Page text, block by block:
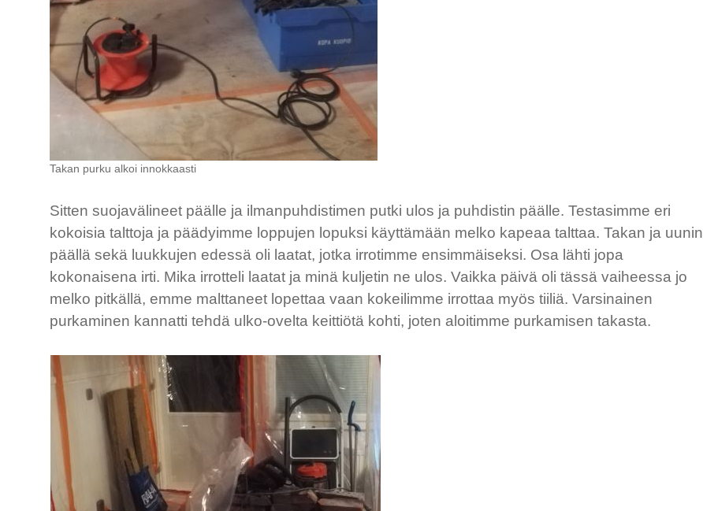
Takan purku alkoi innokkaasti
Sitten suojavälineet päälle ja ilmanpuhdistimen putki ulos ja puhdistin päälle. Testasimme eri
kokoisia talttoja ja päädyimme loppujen lopuksi käyttämään melko kapeaa talttaa. Takan ja uunin
päällä sekä luukkujen edessä oli laatat, jotka irrotimme ensimmäiseksi. Osa lähti jopa
kokonaisena irti. Mika irrotteli laatat ja minä kuljetin ne ulos. Vaikka päivä oli tässä vaiheessa jo
melko pitkällä, emme malttaneet lopettaa vaan kokeilimme irrottaa myös tiiliä. Varsinainen
purkaminen kannatti tehdä ulko-ovelta keittiötä kohti, joten aloitimme purkamisen takasta.